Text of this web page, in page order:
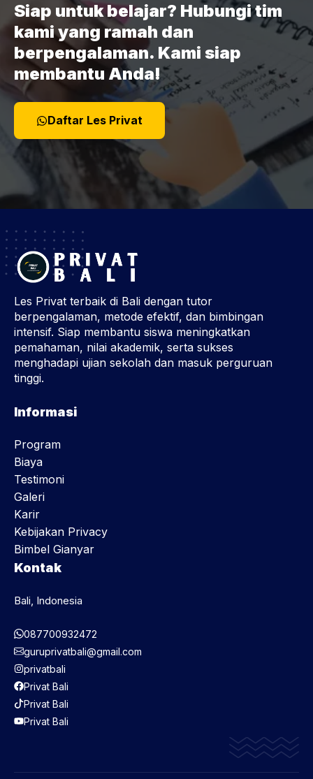
Siap untuk belajar? Hubungi tim
kami yang ramah dan
berpengalaman. Kami siap
membantu Anda!
Daftar Les Privat
Les Privat terbaik di Bali dengan tutor
berpengalaman, metode efektif, dan bimbingan
intensif. Siap membantu siswa meningkatkan
pemahaman, nilai akademik, serta sukses
menghadapi ujian sekolah dan masuk perguruan
tinggi.
Informasi
Program
Biaya
Testimoni
Galeri
Karir
Kebijakan Privacy
Bimbel Gianyar
Kontak
Bali, Indonesia
087700932472
guruprivatbali@gmail.com
privatbali
Privat Bali
Privat Bali
Privat Bali